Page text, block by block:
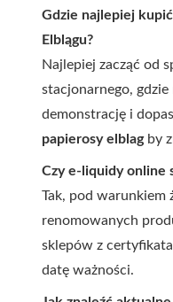
Gdzie najlepiej
Elblągu?
Najlepiej zacząć od
stacjonarnego, gdzie
demonstrację i
papierosy elblagby
Czy e-liquidy online
Tak, pod warunkiem
renomowanych
sklepów z
datę ważności.